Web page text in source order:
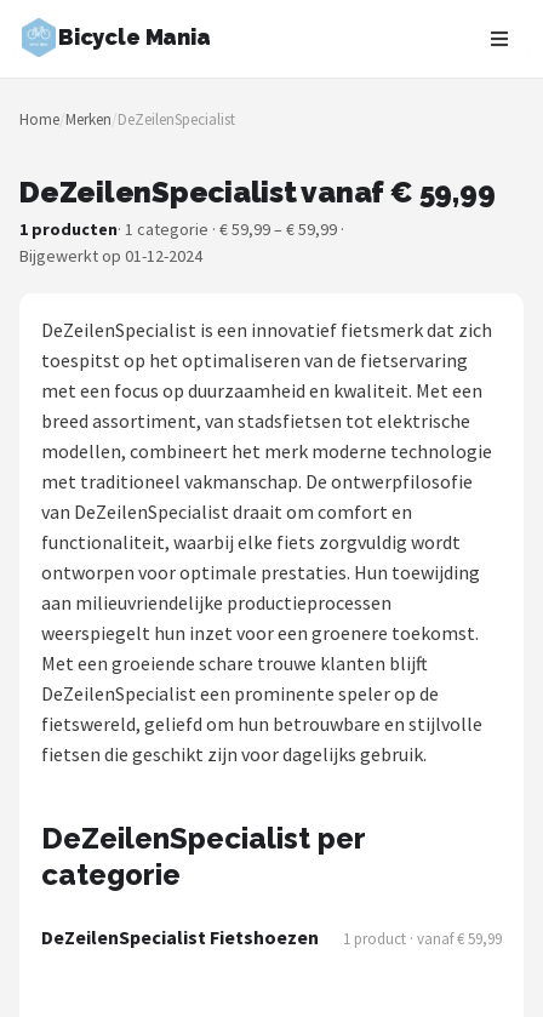
Bicycle Mania
Zoeken
NAVIGATIE
Merken
Fietsroutes
Kinderfietsen
Stadsfietsen
Elektrische fietsen
Mountainbikes
Shop
POPULAIRE MERKEN
Basil
ABUS
Home/Merken/DeZeilenSpecialist
DeZeilenSpecialist vanaf € 59,99
1 producten· 1 categorie · € 59,99 – € 59,99 ·
Bijgewerkt op 01-12-2024
DeZeilenSpecialist is een innovatief fietsmerk dat zich
toespitst op het optimaliseren van de fietservaring
met een focus op duurzaamheid en kwaliteit. Met een
breed assortiment, van stadsfietsen tot elektrische
modellen, combineert het merk moderne technologie
met traditioneel vakmanschap. De ontwerpfilosofie
van DeZeilenSpecialist draait om comfort en
functionaliteit, waarbij elke fiets zorgvuldig wordt
ontworpen voor optimale prestaties. Hun toewijding
aan milieuvriendelijke productieprocessen
weerspiegelt hun inzet voor een groenere toekomst.
Met een groeiende schare trouwe klanten blijft
DeZeilenSpecialist een prominente speler op de
fietswereld, geliefd om hun betrouwbare en stijlvolle
fietsen die geschikt zijn voor dagelijks gebruik.
DeZeilenSpecialist per
categorie
DeZeilenSpecialist Fietshoezen 1 product · vanaf € 59,99